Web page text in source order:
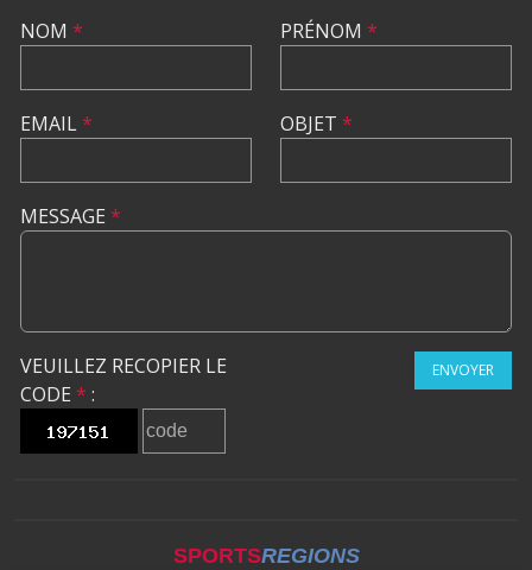
NOM *
EMAIL*
PRÉNOM *
OBJET *
MESSAGE *
VEUILLEZ RECOPIER LE
CODE * :
ENVOYER
SPORTSREGIONS